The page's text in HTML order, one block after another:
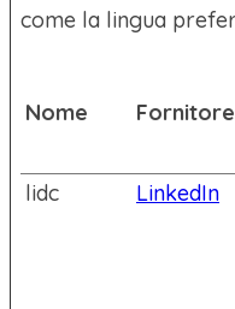
come la lingua
Nome Fornitore
lidc
LinkedIn